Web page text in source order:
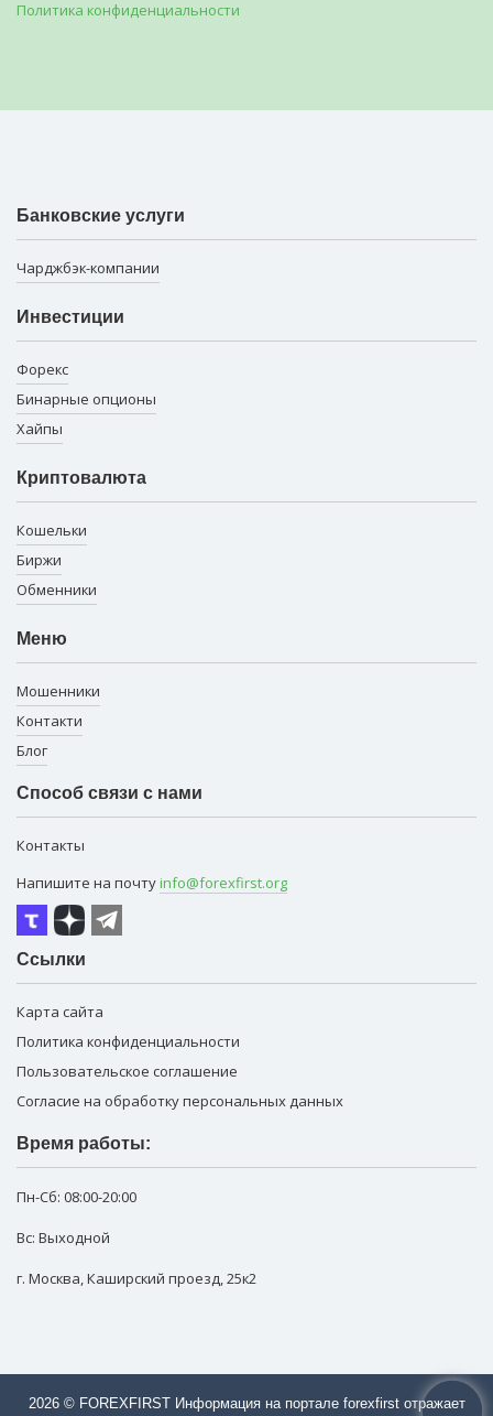
Политика конфиденциальности
Банковские услуги
Чарджбэк-компании
Инвестиции
Форекс
Бинарные опционы
Хайпы
Криптовалюта
Кошельки
Биржи
Обменники
Меню
Мошенники
Контакти
Блог
Способ связи с нами
Контакты
Напишите на почту info@forexfirst.org
Ссылки
Карта сайта
Политика конфиденциальности
Пользовательское соглашение
Согласие на обработку персональных данных
Время работы:
Пн-Сб: 08:00-20:00
Вс: Выходной
г. Москва,Каширский проезд, 25к2
2026 © FOREXFIRST Информация на портале forexfirst отражает